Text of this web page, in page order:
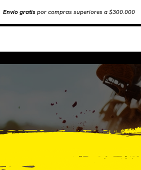
Envío gratis por compras superiores a $300.000